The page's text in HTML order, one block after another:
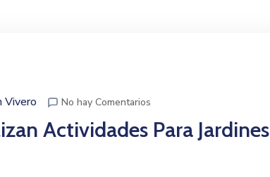
Vivero No hay Comentarios
Actividades Para Jardines